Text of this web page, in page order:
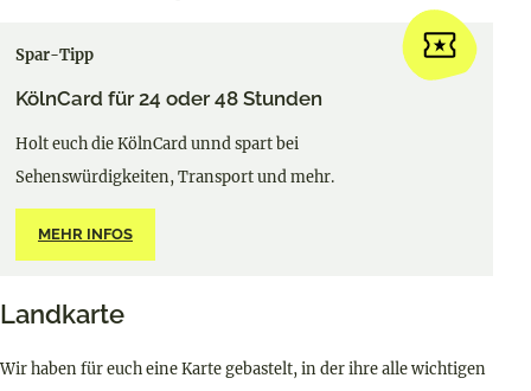
Spar-Tipp
KölnCard für 24 oder 48 Stunden
Holt euch die KölnCard unnd spart bei
Sehenswürdigkeiten, Transport und mehr.
MEHR INFOS
Landkarte
Wir haben für euch eine Karte gebastelt, in der ihre alle wichtigen